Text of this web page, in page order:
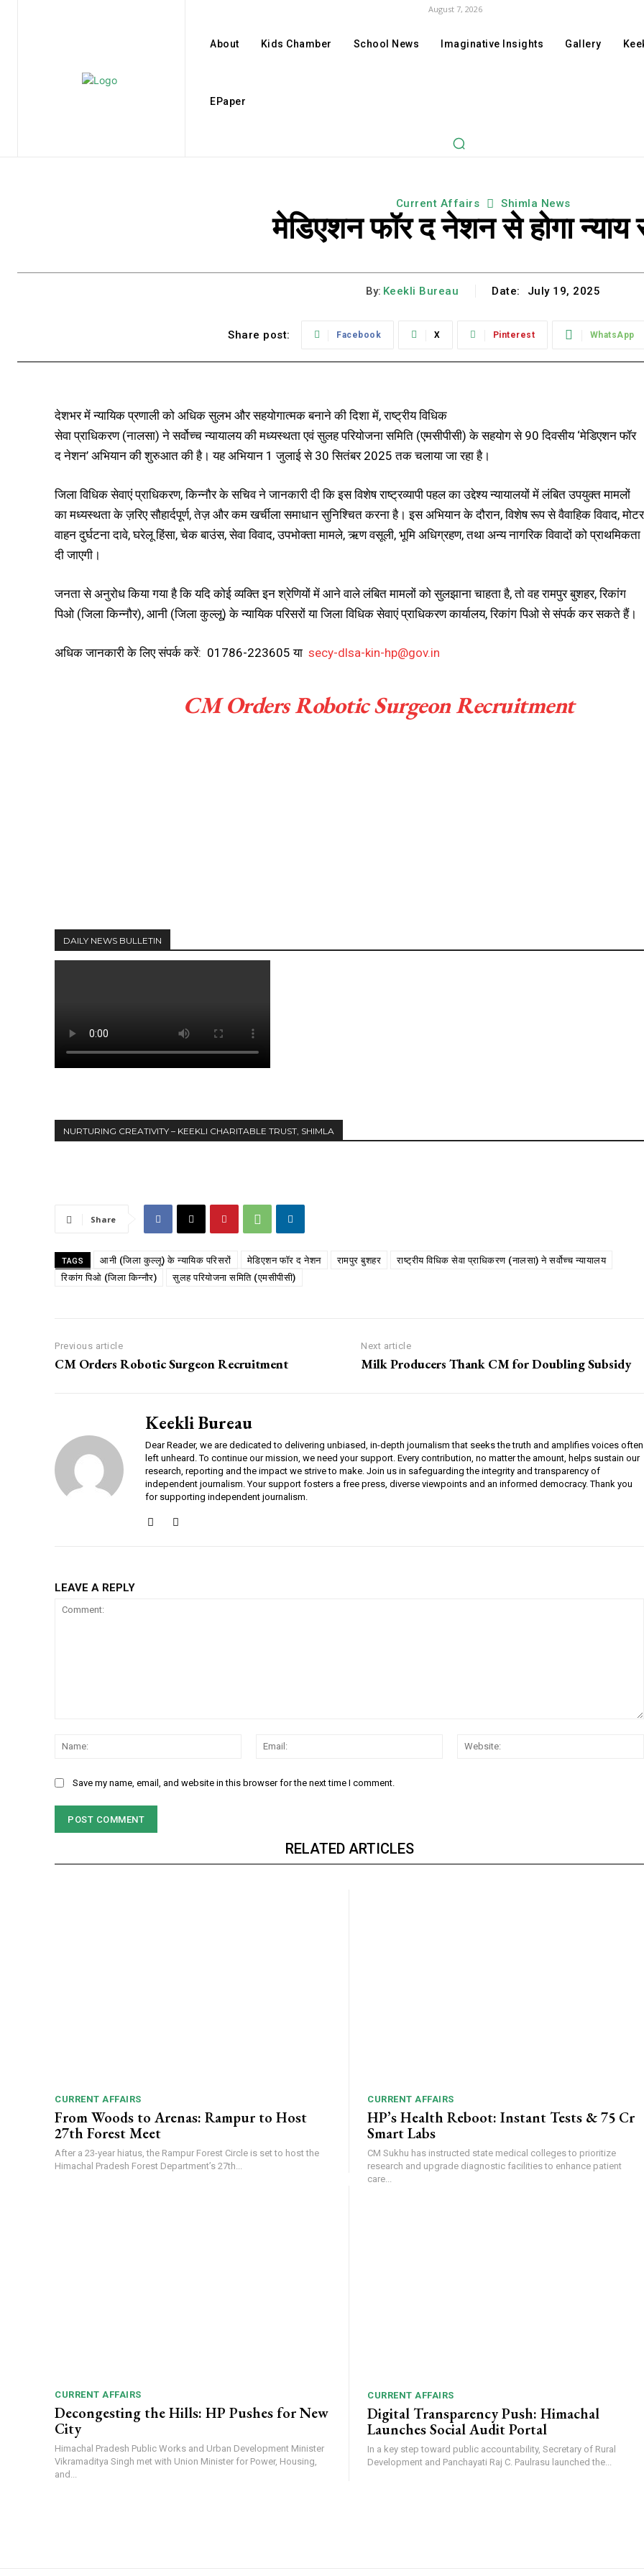
August 7, 2026
About Kids Chamber School News Imaginative Insights Gallery
EPaper
Current Affairs Shimla News
मेडिएशन फॉर द नेशन से होगा
By: Keekli Bureau Date: July 19, 2025
Share post: Facebook X Pinterest WhatsApp
देशभर में न्यायिक प्रणाली को अधिक सुलभ और सहयोगात्मक बनाने की दिशा में, राष्ट्रीय विधिक
सेवा प्राधिकरण (नालसा) ने सर्वोच्च न्यायालय की मध्यस्थता एवं सुलह परियोजना समिति (एमसीपीसी) के सहयोग से 90 दिवसीय ‘मेडिएशन फॉर
द नेशन’ अभियान की शुरुआत की है। यह अभियान 1 जुलाई से 30 सितंबर 2025 तक चलाया जा रहा है।
जिला विधिक सेवाएं प्राधिकरण, किन्नौर के सचिव ने जानकारी दी कि इस विशेष राष्ट्रव्यापी पहल का उद्देश्य न्यायालयों में लंबित उपयुक्त मामलों
का मध्यस्थता के ज़रिए सौहार्दपूर्ण, तेज़ और कम खर्चीला समाधान सुनिश्चित करना है। इस अभियान के दौरान, विशेष रूप से वैवाहिक विवाद, मोटर
वाहन दुर्घटना दावे, घरेलू हिंसा, चेक बाउंस, सेवा विवाद, उपभोक्ता मामले, ऋण वसूली, भूमि अधिग्रहण, तथा अन्य नागरिक विवादों को प्राथमिकता
दी जाएगी।
जनता से अनुरोध किया गया है कि यदि कोई व्यक्ति इन श्रेणियों में आने वाले लंबित मामलों को सुलझाना चाहता है, तो वह रामपुर बुशहर, रिकांग
पिओ (जिला किन्नौर), आनी (जिला कुल्लू) के न्यायिक परिसरों या जिला विधिक सेवाएं प्राधिकरण कार्यालय, रिकांग पिओ से संपर्क कर सकते हैं।
अधिक जानकारी के लिए संपर्क करें: 01786-223605 या secy-dlsa-kin-hp@gov.in
CM Orders Robotic Surgeon Recruitment
DAILY NEWS BULLETIN
NURTURING CREATIVITY – KEEKLI CHARITABLE TRUST, SHIMLA
Share
TAGS आनी (जिला कुल्लू) के न्यायिक परिसरों मेडिएशन फॉर द नेशन रामपुर बुशहर
राष्ट्रीय विधिक सेवा प्राधिकरण (नालसा) ने सर्वोच्च न्यायालय
रिकांग पिओ (जिला किन्नौर)
सुलह परियोजना समिति (एमसीपीसी)
Previous article
CM Orders Robotic Surgeon Recruitment
Next article
Milk Producers Thank CM for Doubling Subsidy
Keekli Bureau
Dear Reader, we are dedicated to delivering unbiased, in-depth journalism that seeks the truth and amplifies voices often
left unheard. To continue our mission, we need your support. Every contribution, no matter the amount, helps sustain our
research, reporting and the impact we strive to make. Join us in safeguarding the integrity and transparency of
independent journalism. Your support fosters a free press, diverse viewpoints and an informed democracy. Thank you
for supporting independent journalism.
LEAVE A REPLY
Name:
Email:
Save my name, email, and website in this browser for the next time I comment.
RELATED ARTICLES
CURRENT AFFAIRS
From Woods to Arenas: Rampur to Host
27th Forest Meet
After a 23-year hiatus, the Rampur Forest Circle is set to host the
Himachal Pradesh Forest Department’s 27th...
CURRENT AFFAIRS
HP’s Health Reboot: Instant Tests & ₹75 Cr
Smart Labs
CM Sukhu has instructed state medical colleges to prioritize
research and upgrade diagnostic facilities to enhance patient
care...
CURRENT AFFAIRS
Decongesting the Hills: HP Pushes for New
City
Himachal Pradesh Public Works and Urban Development Minister
Vikramaditya Singh met with Union Minister for Power, Housing,
and...
CURRENT AFFAIRS
Digital Transparency Push: Himachal
Launches Social Audit Portal
In a key step toward public accountability, Secretary of Rural
Development and Panchayati Raj C. Paulrasu launched the...